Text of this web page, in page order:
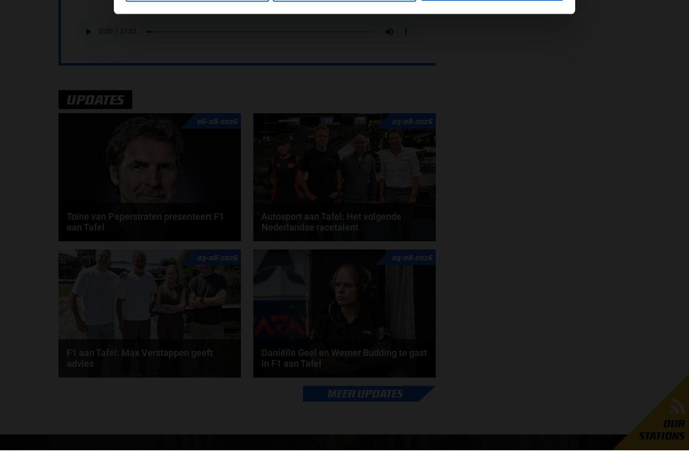
OUR
STATIONS
UPDATES
06-08-2026
Toine van Peperstraten presenteert F1
aan Tafel
Rob van Someren, Beitske Visser en Frans
Verschuur schuiven aan in de nieuwe F1 aan Tafel.
Iedere...
door
05-08-2026
Autosport aan Tafel: Het volgende
Nederlandse racetalent
Hoe klim je naar te top in de racewereld? Wat is er
nodig om alles uit je carrière te halen? En hoe...
de redactie van Grand Prix Radio
03-08-2026
F1 aan Tafel: Max Verstappen geeft
advies
03-08-2026
Daniëlle Geel en Werner Budding te gast
in F1 aan Tafel
Daniëlle Geel, Werner Budding en Ronald Molendijk
schuiven aan in de nieuwe F1 aan Tafel. Maandag...
MEER UPDATES